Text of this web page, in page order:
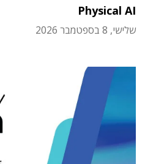
Physical AI
שלישי, 8 בספטמבר 2026